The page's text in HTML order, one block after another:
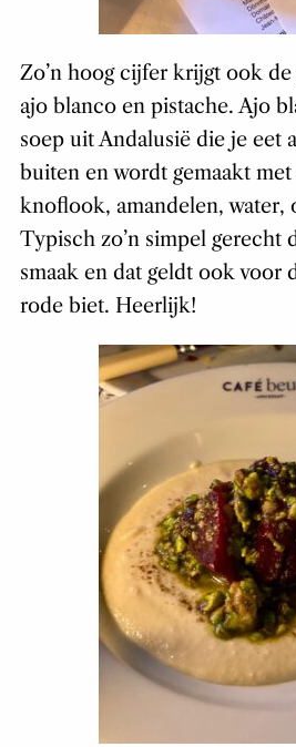
Zo’n hoog cijfer krijgt ook
ajo blanco en pistache. Ajo
soep uit Andalusië die je eet
buiten en wordt gemaakt
knoflook, amandelen, water,
Typisch zo’n simpel gerecht
smaak en dat geldt ook voor
rode biet. Heerlijk!